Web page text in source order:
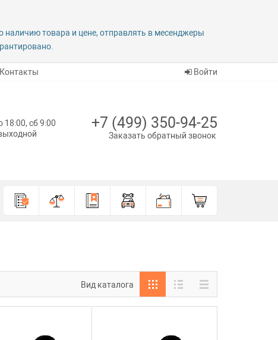
товара и цене, отправлять в месенджеры
Контакты Войти
18:00, сб 9:00
+7 (499) 350-94-25
Заказать обратный звонок
Вид каталога